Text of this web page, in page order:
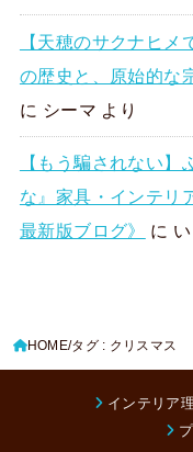
【天穂のサクナヒ
の歴史と、原始的な
に シーマ より
【もう騙されない
な』家具・インテリ
最新版ブログ》
に
HOME タグ : クリスマス
インテリア